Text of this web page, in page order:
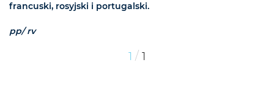
francuski, rosyjski i portugalski.
pp/ rv
1 / 1